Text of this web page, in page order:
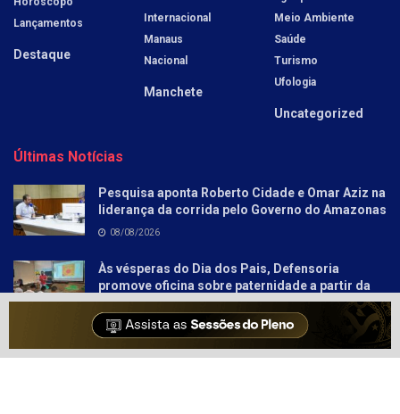
Lançamentos
Destaque
Internacional
Manaus
Nacional
Manchete
Meio Ambiente
Saúde
Turismo
Ufologia
Uncategorized
Últimas Notícias
Pesquisa aponta Roberto Cidade e Omar Aziz na
liderança da corrida pelo Governo do Amazonas
08/08/2026
Às vésperas do Dia dos Pais, Defensoria
promove oficina sobre paternidade a partir da
literatura para socioeducandos
08/08/2026